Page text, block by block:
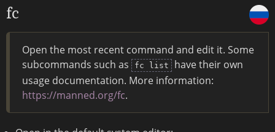
fc
Open the most recent command and edit it. Some
subcommands such as
fc list
have their own
usage documentation. More information:
https://manned.org/fc.